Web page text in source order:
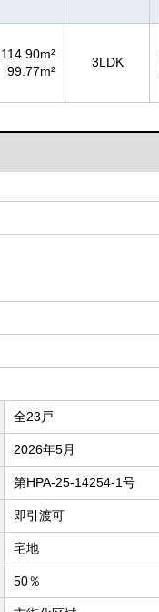
114.90m²
99.77m²
3LDK
全23戸
2026年5月
第HPA-25-14254-1号
即引渡可
宅地
50％